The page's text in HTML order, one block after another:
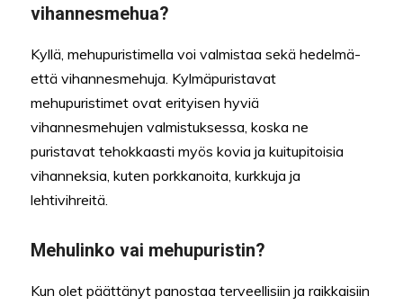
vihannesmehua?
Kyllä, mehupuristimella voi valmistaa sekä hedelmä-
että vihannesmehuja. Kylmäpuristavat
mehupuristimet ovat erityisen hyviä
vihannesmehujen valmistuksessa, koska ne
puristavat tehokkaasti myös kovia ja kuitupitoisia
vihanneksia, kuten porkkanoita, kurkkuja ja
lehtivihreitä.
Mehulinko vai mehupuristin?
Kun olet päättänyt panostaa terveellisiin ja raikkaisiin